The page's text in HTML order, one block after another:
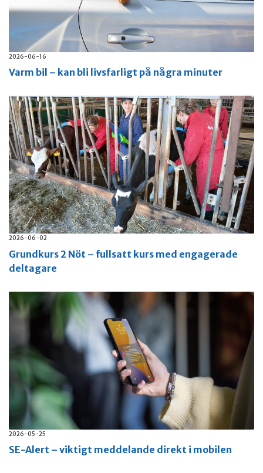
2026-06-16
Varm bil – kan bli livsfarligt på några minuter
2026-06-02
Grundkurs 2 Nöt – fullsatt kurs med engagerade
deltagare
2026-05-25
SE-Alert – viktigt meddelande direkt i mobilen